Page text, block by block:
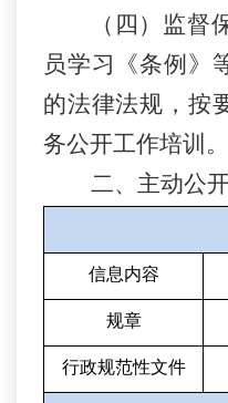
（四）监督
员学习《条例》
的法律法规，按
务公开工作培训。
二、主动公
信息内容
规章
行政规范性文件